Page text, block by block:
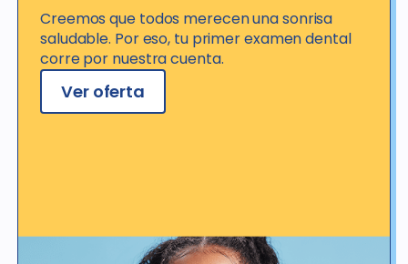
Creemos que todos merecen una sonrisa
saludable. Por eso, tu primer examen dental
corre por nuestra cuenta.
Ver oferta